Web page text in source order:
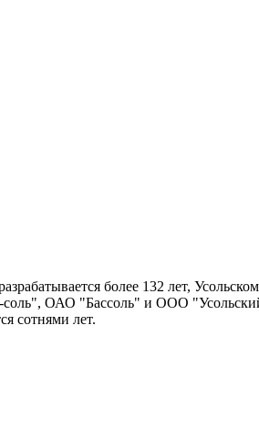
более 132 лет,
ОАО "Бассоль" и ООО
сотнями лет.